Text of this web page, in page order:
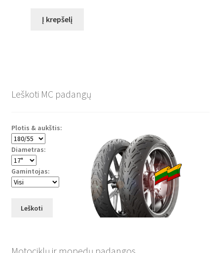
Į krepšelį
Leškoti MC padangų
Plotis & aukštis:
Diametras:
Gamintojas:
Leškoti